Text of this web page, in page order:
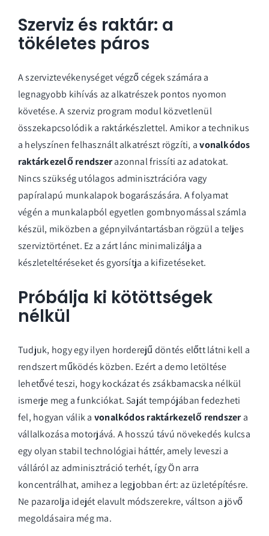
Szerviz és raktár: a
tökéletes páros
A szerviztevékenységet végző cégek számára a
legnagyobb kihívás az alkatrészek pontos nyomon
követése. Aszerviz program modul közvetlenül
összekapcsolódik a raktárkészlettel. Amikor a technikus
a helyszínen felhasznált alkatrészt rögzíti, avonalkódos
raktárkezelő rendszerazonnal frissíti az adatokat.
Nincs szükség utólagos adminisztrációra vagy
papíralapú munkalapok bogarászására. A folyamat
végén a munkalapból egyetlen gombnyomással számla
készül, miközben a gépnyilvántartásban rögzül a teljes
szerviztörténet. Ez a zárt lánc minimalizálja a
készleteltéréseket és gyorsítja a kifizetéseket.
Próbálja ki kötöttségek
nélkül
Tudjuk, hogy egy ilyen horderejű döntés előtt látni kell a
rendszert működés közben. Ezért ademo letöltése
lehetővé teszi, hogy kockázat és zsákbamacska nélkül
ismerje meg a funkciókat. Saját tempójában fedezheti
fel, hogyan válik a vonalkódos raktárkezelő rendszera
vállalkozása motorjává. A hosszú távú növekedés kulcsa
egy olyan stabil technológiai háttér, amely leveszi a
válláról az adminisztráció terhét, így Ön arra
koncentrálhat, amihez a legjobban ért: az üzletépítésre.
Ne pazarolja idejét elavult módszerekre, váltson a jövő
megoldásaira még ma.